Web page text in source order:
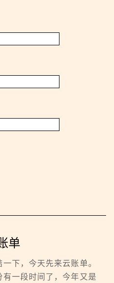
单
下，今天先来云账单。
有一段时间了，今年又是